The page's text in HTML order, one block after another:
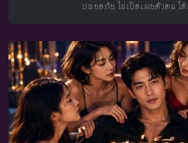
ปลอดภัย ไม่เปิดเผยตัวตน ได้